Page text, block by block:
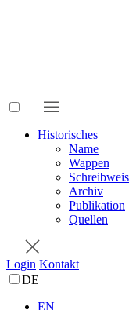
Historisches
Name
Wappen
Archiv
Publikation
Quellen
Login Kontakt
DE
EN